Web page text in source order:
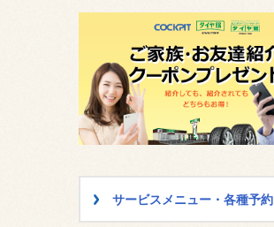
サービスメニュー・各種予約